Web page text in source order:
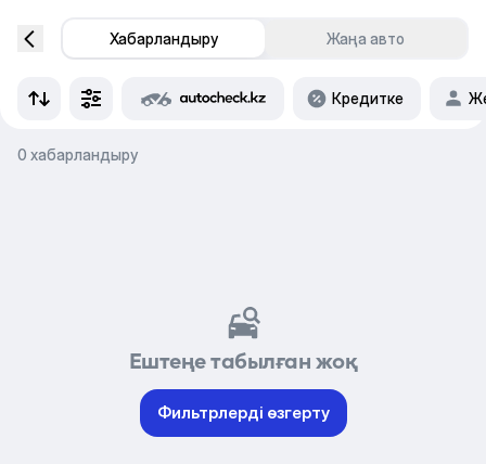
Хабарландыру Жаңа авто
Кредитке
0 хабарландыру
Ештеңе табылған жоқ
Фильтрлерді өзгерту